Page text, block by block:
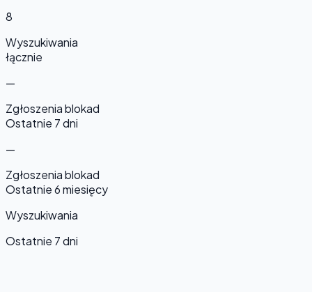
8
Wyszukiwania
łącznie
—
Zgłoszenia blokad
Ostatnie 7 dni
—
Zgłoszenia blokad
Ostatnie 6 miesięcy
Wyszukiwania
Ostatnie 7 dni